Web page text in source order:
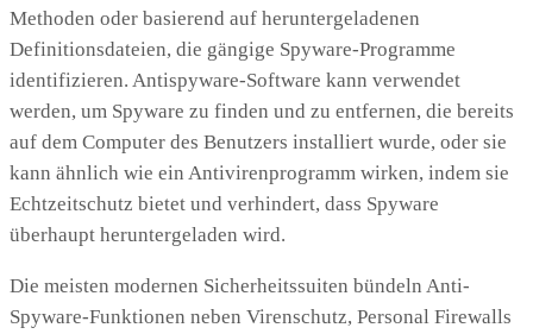
Methoden oder basierend auf heruntergeladenen
Definitionsdateien, die gängige Spyware-Programme
identifizieren. Antispyware-Software kann verwendet
werden, um Spyware zu finden und zu entfernen, die bereits
auf dem Computer des Benutzers installiert wurde, oder sie
kann ähnlich wie ein Antivirenprogramm wirken, indem sie
Echtzeitschutz bietet und verhindert, dass Spyware
überhaupt heruntergeladen wird.
Die meisten modernen Sicherheitssuiten bündeln Anti-
Spyware-Funktionen neben Virenschutz, Personal Firewalls